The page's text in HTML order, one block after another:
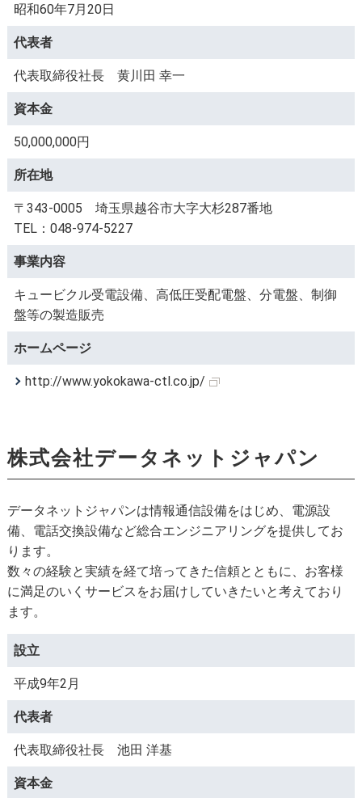
昭和60年7月20日
代表者
代表取締役社長 黄川田 幸一
資本金
50,000,000円
所在地
〒343-0005 埼玉県越谷市大字大杉287番地
TEL：048-974-5227
事業内容
キュービクル受電設備、高低圧受配電盤、分電盤、制御
盤等の製造販売
ホームページ
http://www.yokokawa-ctl.co.jp/
株式会社データネットジャパン
データネットジャパンは情報通信設備をはじめ、電源設
備、電話交換設備など総合エンジニアリングを提供してお
ります。
数々の経験と実績を経て培ってきた信頼とともに、お客様
に満足のいくサービスをお届けしていきたいと考えており
ます。
設立
平成9年2月
代表者
代表取締役社長 池田 洋基
資本金